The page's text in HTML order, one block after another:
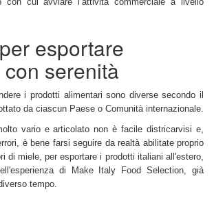
esportare
con serenità
i prodotti alimentari sono diverse secondo il
da ciascun Paese o Comunità internazionale.
vario e articolato non è facile districarvisi e,
è bene farsi seguire da realtà abilitate proprio
di miele, per esportare i prodotti italiani all'estero,
di Make Italy Food Selection, già
tempo.